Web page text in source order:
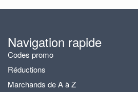
Navigation rapide
Codes promo
Réductions
Marchands de A à Z